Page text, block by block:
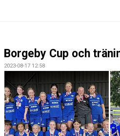
BILDGALLERI
DOKUMENT
Borgeby Cup och
2023-08-17 12:58